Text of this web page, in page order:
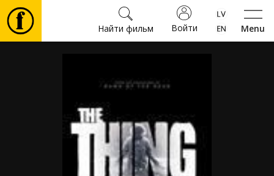
Menu
Войти
Найти фильм
Культура
Мероприятия